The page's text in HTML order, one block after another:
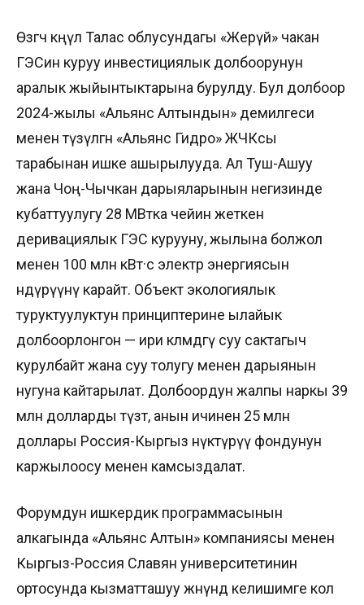
Өзгөчө көңүл Талас облусундагы «Жерүй» чакан
ГЭСин куруу инвестициялык долбоорунун
аралык жыйынтыктарына бурулду. Бул долбоор
2024-жылы «Альянс Алтындын» демилгеси
менен түзүлгөн «Альянс Гидро» ЖЧКсы
тарабынан ишке ашырылууда. Ал Туш-Ашуу
жана Чоң-Чычкан дарыяларынын негизинде
кубаттуулугу 28 МВтка чейин жеткен
деривациялык ГЭС курууну, жылына болжол
менен 100 млн кВт·с электр энергиясын
өндүрүүнү карайт. Объект экологиялык
туруктуулуктун принциптерине ылайык
долбоорлонгон — ири көлөмдөгү суу сактагыч
курулбайт жана суу толугу менен дарыянын
нугуна кайтарылат. Долбоордун жалпы наркы 39
млн долларды түзөт, анын ичинен 25 млн
доллары Россия-Кыргыз өнүктүрүү фондунун
каржылоосу менен камсыздалат.
Форумдун ишкердик программасынын
алкагында «Альянс Алтын» компаниясы менен
Кыргыз-Россия Славян университетинин
ортосунда кызматташуу жөнүндө келишимге кол